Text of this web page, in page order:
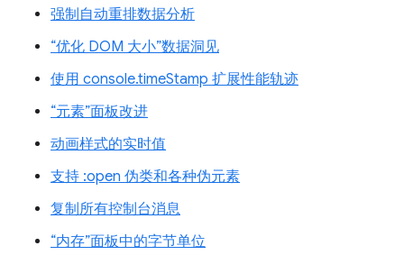
强制自动重排数据分析
“优化 DOM 大小”数据洞见
使用 console.timeStamp 扩展性能轨迹
“元素”面板改进
动画样式的实时值
支持 :open 伪类和各种伪元素
复制所有控制台消息
“内存”面板中的字节单位